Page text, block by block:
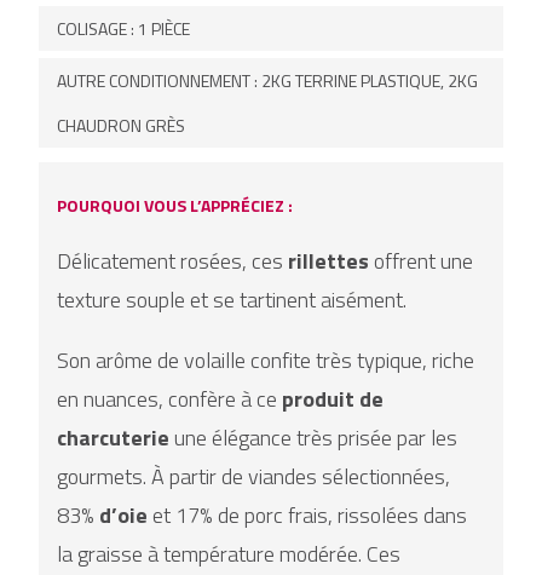
COLISAGE : 1 PIÈCE
AUTRE CONDITIONNEMENT : 2KG TERRINE PLASTIQUE, 2KG
CHAUDRON GRÈS
POURQUOI VOUS L’APPRÉCIEZ :
Délicatement rosées, ces rillettes offrent une
texture souple et se tartinent aisément.
Son arôme de volaille confite très typique, riche
en nuances, confère à ce produit de
charcuterieune élégance très prisée par les
gourmets. À partir de viandes sélectionnées,
83% d’oie et 17% de porc frais, rissolées dans
la graisse à température modérée. Ces